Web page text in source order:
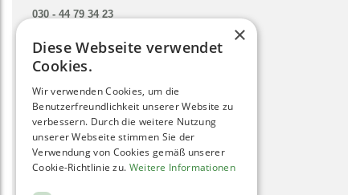
030 - 44 79 34 23
zum Kontaktformular
SOCIAL MEDIA
NEWSLETTER
×
Diese Webseite verwendet
Cookies.
Wir verwenden Cookies, um die
Benutzerfreundlichkeit unserer Website zu
verbessern. Durch die weitere Nutzung
unserer Webseite stimmen Sie der
Verwendung von Cookies gemäß unserer
Cookie-Richtlinie zu. Weitere Informationen